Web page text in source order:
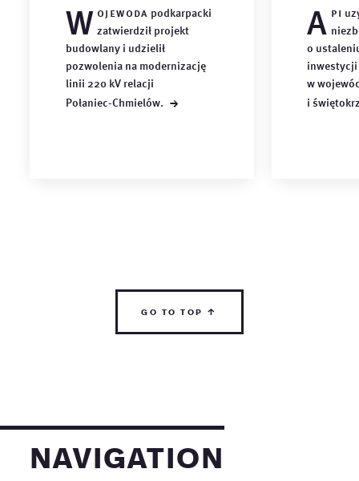
W ojewoda podkarpacki
zatwierdził projekt
budowlany i udzielił
pozwolenia na modernizację
linii 220 kV relacji
Połaniec-Chmielów. →
A pi
o
w
i
go to top ↑
navigation